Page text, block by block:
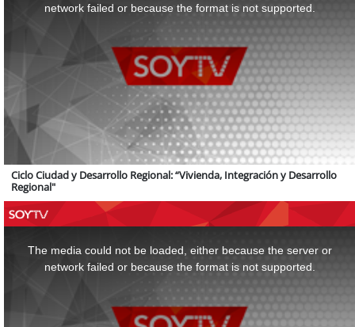
network failed or because the format is not supported.
Ciclo Ciudad y Desarrollo Regional: “Vivienda, Integración y Desarrollo
Regional"
The media could not be loaded, either because the server or
network failed or because the format is not supported.